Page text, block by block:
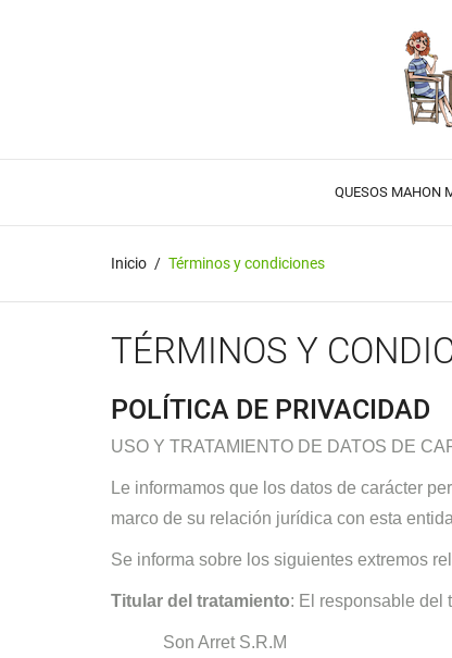
QUESOS MAHON
Inicio Términos y condiciones
TÉRMINOS Y
POLÍTICA DE PRIVACIDAD
USO Y TRATAMIENTO DE DATOS DE
Le informamos que los datos de carácter
marco de su relación jurídica con esta
Se informa sobre los siguientes extremos
Titular del tratamiento: El responsable del
Son Arret S.R.M